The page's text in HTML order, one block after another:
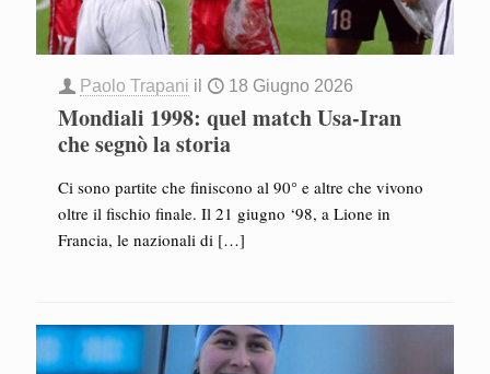
Paolo Trapani il 18 Giugno 2026
Mondiali 1998: quel match Usa-Iran
che segnò la storia
Ci sono partite che finiscono al 90° e altre che vivono
oltre il fischio finale. Il 21 giugno ‘98, a Lione in
Francia, le nazionali di […]